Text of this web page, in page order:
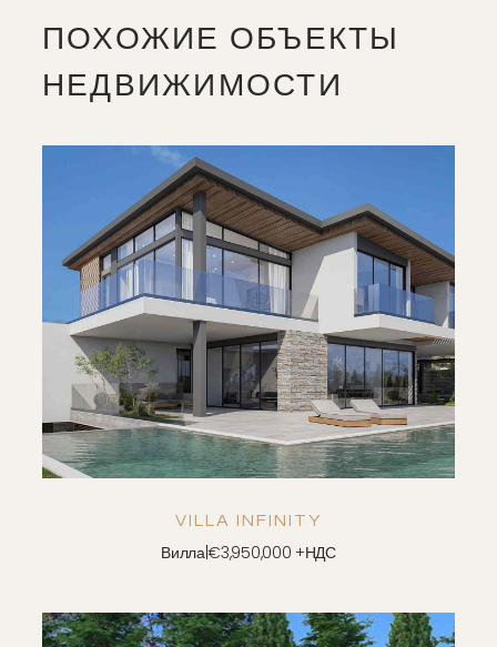
ПОХОЖИЕ ОБЪЕКТЫ
НЕДВИЖИМОСТИ
СОХРАНЯТЬ
ПОСМОТРЕТЬ ДЕТАЛИ
VILLA INFINITY
Вилла|€3,950,000 +НДС